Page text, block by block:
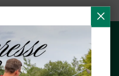
GOLFCLUB